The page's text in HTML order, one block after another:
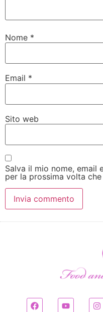
Nome *
Email *
Sito web
Salva il mio nome, email
per la prossima volta